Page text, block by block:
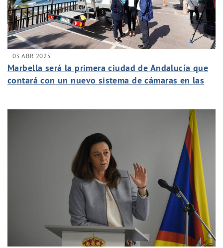
03 ABR 2023
Marbella será la primera ciudad de Andalucía que
contará con un nuevo sistema de cámaras en las